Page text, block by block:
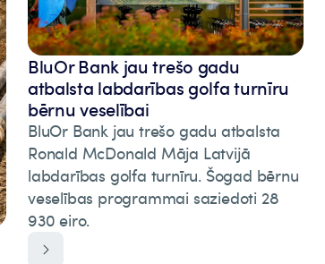
BluOr Bank jau trešo gadu
atbalsta labdarības golfa turnīru
bērnu veselībai
BluOr Bank jau trešo gadu atbalsta
Ronald McDonald Māja Latvijā
labdarības golfa turnīru. Šogad bērnu
veselības programmai saziedoti 28
930 eiro.